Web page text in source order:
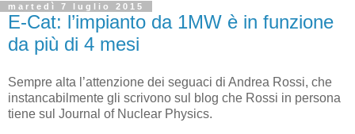
martedì 7 luglio 2015
E-Cat: l’impianto da 1MW è in funzione
da più di 4 mesi
Sempre alta l’attenzione dei seguaci di Andrea Rossi, che
instancabilmente gli scrivono sul blog che Rossi in persona
tiene sul Journal of Nuclear Physics.